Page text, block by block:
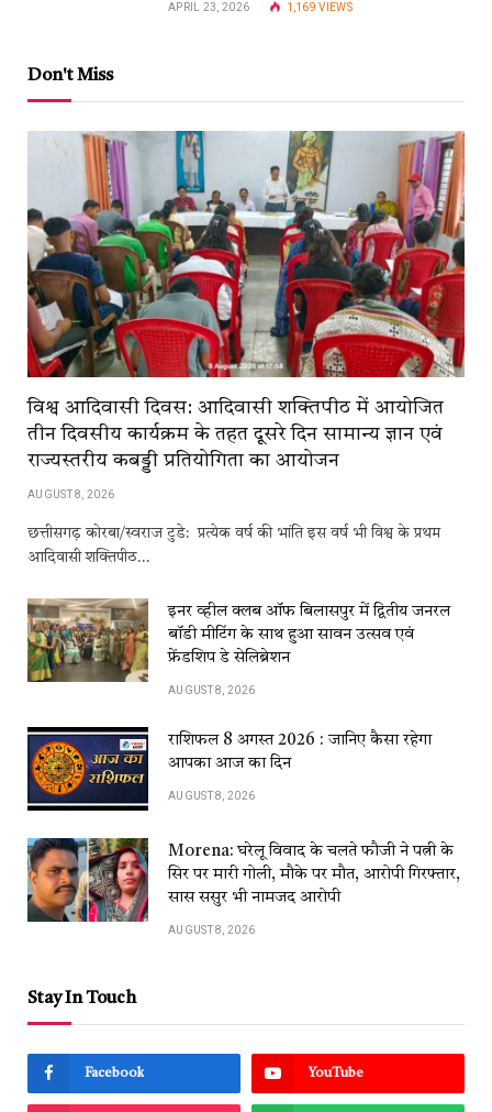
APRIL 23, 2026 1,169VIEWS
Don't Miss
विश्व आदिवासी दिवस: आदिवासी शक्तिपीठ में आयोजित
तीन दिवसीय कार्यक्रम के तहत दूसरे दिन सामान्य ज्ञान एवं
राज्यस्तरीय कबड्डी प्रतियोगिता का आयोजन
AUGUST 8, 2026
छत्तीसगढ़ कोरबा/स्वराज टुडे: प्रत्येक वर्ष की भांति इस वर्ष भी विश्व के प्रथम
आदिवासी शक्तिपीठ…
इनर व्हील क्लब ऑफ बिलासपुर में द्वितीय जनरल
बॉडी मीटिंग के साथ हुआ सावन उत्सव एवं
फ्रेंडशिप डे सेलिब्रेशन
AUGUST 8, 2026
राशिफल 8 अगस्त 2026 : जानिए कैसा रहेगा
आपका आज का दिन
AUGUST 8, 2026
Morena: घरेलू विवाद के चलते फौजी ने पत्नी के
सिर पर मारी गोली, मौके पर मौत, आरोपी गिरफ्तार,
सास ससुर भी नामजद आरोपी
AUGUST 8, 2026
Stay In Touch
Facebook YouTube